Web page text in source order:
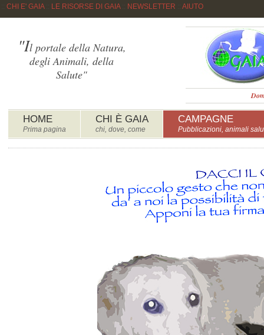
CHI E' GAIA:: LE RISORSE DI GAIA:: NEWSLETTER AIUTO
HOME
Prima pagina
CHI È GAIA
chi, dove, come
CAMPAGNE
Pubblicazioni, animali
"Il portale della Natura,
degli Animali, della
Salute"